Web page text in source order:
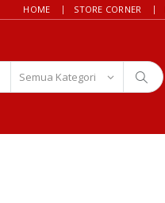
HOME STORE CORNER